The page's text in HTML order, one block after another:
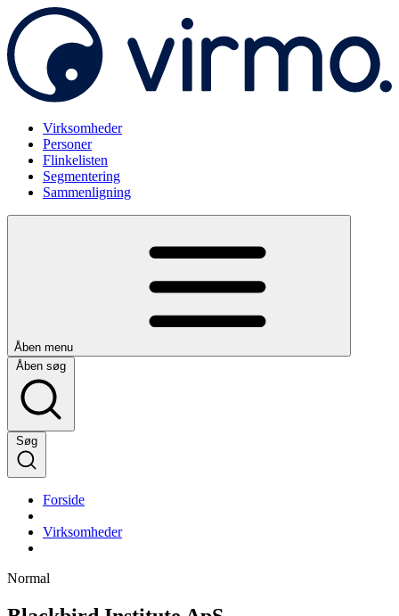
Virksomheder
Personer
Flinkelisten
Segmentering
Sammenligning
Åben menu
Åben søg
Søg
Forside
Virksomheder
Normal